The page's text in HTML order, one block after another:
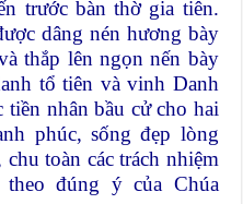
trước bàn thờ gia tiên.
dâng nén hương bày
thắp lên ngọn nến bày
tổ tiên và vinh Danh
nhân bầu cử cho hai
phúc, sống đẹp lòng
toàn các trách nhiệm
đúng ý của Chúa